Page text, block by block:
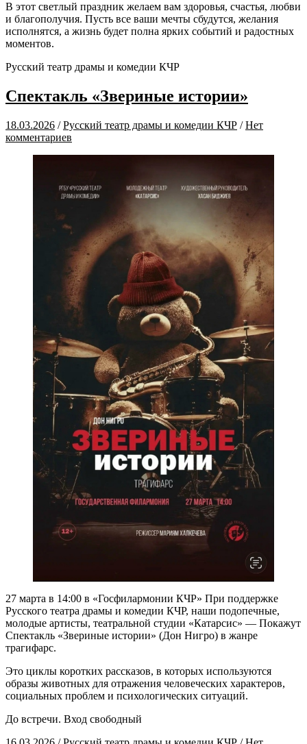
В этот светлый праздник желаем вам здоровья, счастья, любви
и благополучия. Пусть все ваши мечты сбудутся, желания
исполнятся, а жизнь будет полна ярких событий и радостных
моментов.
Русский театр драмы и комедии КЧР
Спектакль «Звериные истории»
18.03.2026 /Русский театр драмы и комедии КЧР /Нет
комментариев
27 марта в 14:00 в «Госфилармонии КЧР» При поддержке
Русского театра драмы и комедии КЧР, наши подопечные,
молодые артисты, театральной студии «Катарсис» — Покажут
Спектакль «Звериные истории» (Дон Нигро) в жанре
трагифарс.
Это циклы коротких рассказов, в которых используются
образы животных для отражения человеческих характеров,
социальных проблем и психологических ситуаций.
До встречи. Вход свободный